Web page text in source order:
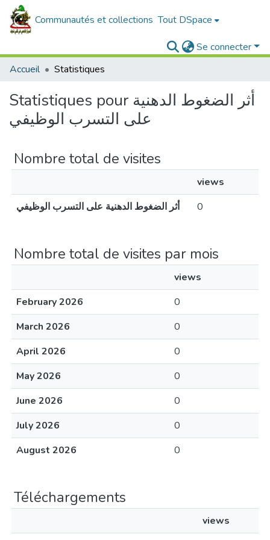
Communautés et collections Tout DSpace
Se connecter
Accueil
Statistiques
Statistiques pour أثر الضغوط الدهنية
على التسرب الوظيفي
Nombre total de visites
views
أثر الضغوط الدهنية على التسرب الوظيفي
0
Nombre total de visites par mois
views
February 2026
0
March 2026
0
April 2026
0
May 2026
0
June 2026
0
July 2026
0
August 2026
0
Téléchargements
views